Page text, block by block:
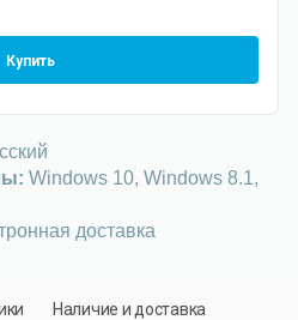
Купить
Windows 10, Windows 8.1,
доставка
Наличие и доставка